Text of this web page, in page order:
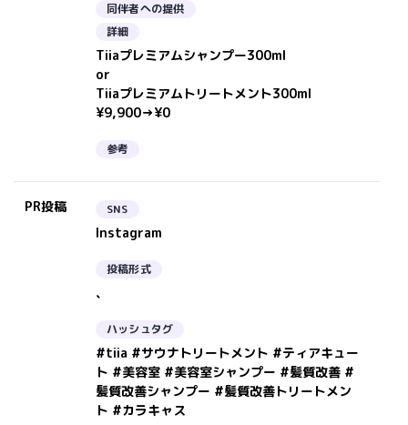
同伴者への提供
詳細
Tiiaプレミアムシャンプー300ml
or
Tiiaプレミアムトリートメント300ml
¥9,900→¥0
参考
PR投稿 SNS
Instagram
投稿形式
、
ハッシュタグ
#tiia #サウナトリートメント #ティアキュー
ト #美容室 #美容室シャンプー #髪質改善 #
髪質改善シャンプー #髪質改善トリートメン
ト #カラキャス